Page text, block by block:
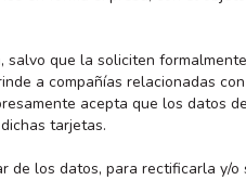
que la soliciten
a compañías relacionadas
acepta que los datos
tarjetas.
los datos, para rectificarla y/